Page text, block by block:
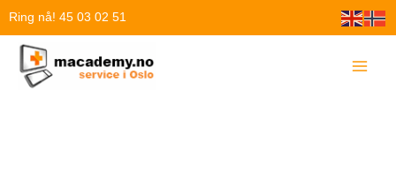
Hopp
innholdet
Ring nå! 45 03 02 51